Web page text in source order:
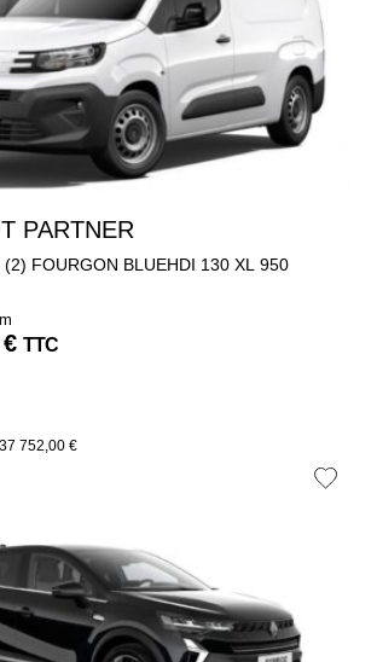
PEUGEOT PARTNER
(2) FOURGON BLUEHDI 130 XL 950
€ TTC
752,00 €